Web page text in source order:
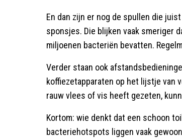
En dan zijn er nog de spullen die
sponsjes. Die blijken vaak smeriger
miljoenen bacteriën bevatten.
Verder staan ook
koffiezetapparaten op het lijstje van
rauw vlees of vis heeft gezeten,
Kortom: wie denkt dat een schoon
bacteriehotspots liggen vaak